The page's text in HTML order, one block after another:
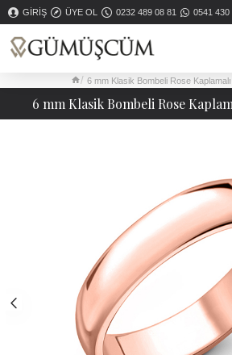
GIRIŞ ÜYE OL 0232 489 08 81 0541 430
6 mm Klasik Bombeli Rose
6 mm Klasik Bombeli Rose